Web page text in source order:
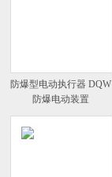
防爆型电动执行器 DQW
防爆电动装置